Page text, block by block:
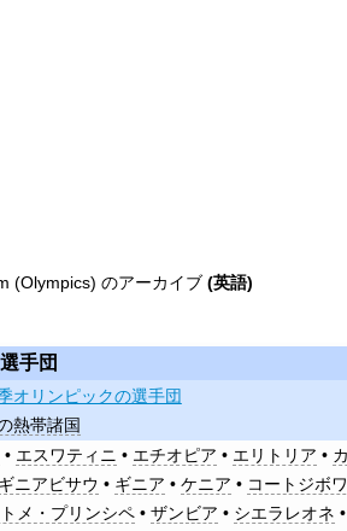
(Olympics) のアーカイブ(英語)
選手団
オリンピックの選手団
熱帯諸国
• エスワティニ • エチオピア • エリトリア •
ギニアビサウ • ギニア •ケニア • コートジボ
メ・プリンシペ •ザンビア • シエラレオネ •